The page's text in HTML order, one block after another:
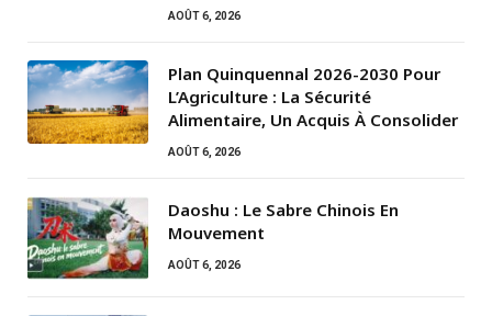
AOÛT 6, 2026
Plan Quinquennal 2026-2030 Pour
L’Agriculture : La Sécurité
Alimentaire, Un Acquis À Consolider
AOÛT 6, 2026
Daoshu : Le Sabre Chinois En
Mouvement
AOÛT 6, 2026